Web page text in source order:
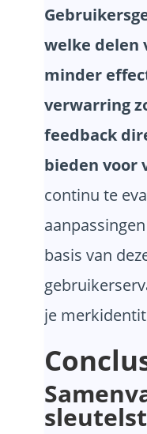
welke delen
minder
verwarring
feedback
bieden voor
continu te
basis van
je